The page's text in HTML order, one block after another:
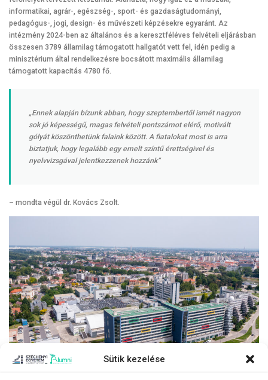
Sütik kezelése
informatikai, agrár-, egészség-, sport- és gazdaságtudományi,
pedagógus-, jogi, design- és művészeti képzésekre egyaránt. Az
intézmény 2024-ben az általános és a keresztféléves felvételi eljárásban
összesen 3789 államilag támogatott hallgatót vett fel, idén pedig a
minisztérium által rendelkezésre bocsátott maximális államilag
támogatott kapacitás 4780 fő.
„Ennek alapján bízunk abban, hogy szeptembertől ismét nagyon
sok jó képességű, magas felvételi pontszámot elérő, motivált
gólyát köszönthetünk falaink között. A fiatalokat most is arra
biztatjuk, hogy legalább egy emelt színtű érettségivel és
nyelvvizsgával jelentkezzenek hozzánk”
– mondta végül dr. Kovács Zsolt.